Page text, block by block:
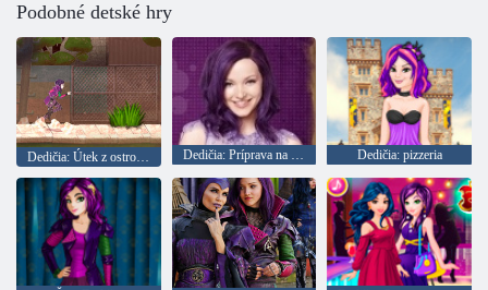
Podobné detské hry
Dedičia: Útek z ostrova strateného Dedičia: Príprava na večierok v Auradone Dedičia: pizzeria